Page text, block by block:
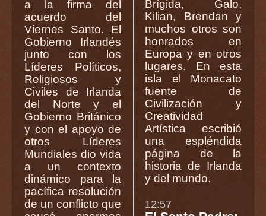
a la firma del
acuerdo del
Viernes Santo. El
Gobierno Irlandés
junto con los
Líderes Políticos,
Religiosos y
Civiles de Irlanda
del Norte y el
Gobierno Británico
y con el apoyo de
otros Líderes
Mundiales dio vida
a un contexto
dinámico para la
pacífica resolución
de un conflicto que
Brígida, Galo,
Kilian, Brendan y
muchos otros son
honrados en
Europa y en otros
lugares. En esta
isla el Monacato
fuente de
Civilización y
Creatividad
Artística escribió
una espléndida
página de la
historia de Irlanda
y del mundo.
12:57